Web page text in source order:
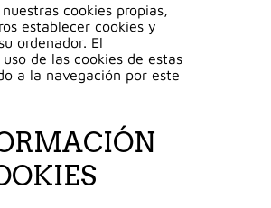
cookies propias,
establecer cookies y
ordenador. El
de las cookies de estas
a la navegación por este